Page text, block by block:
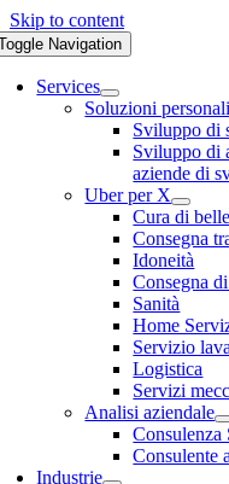
Skip to content
Navigation
Services
Soluzioni
Sviluppo di
Sviluppo di
aziende di
Uber per X
Cura di
Consegna
Idoneità
Consegna
Sanità
Home
Servizio
Logistica
Servizi
Analisi aziendale
Consulenza
Consulente
Industrie